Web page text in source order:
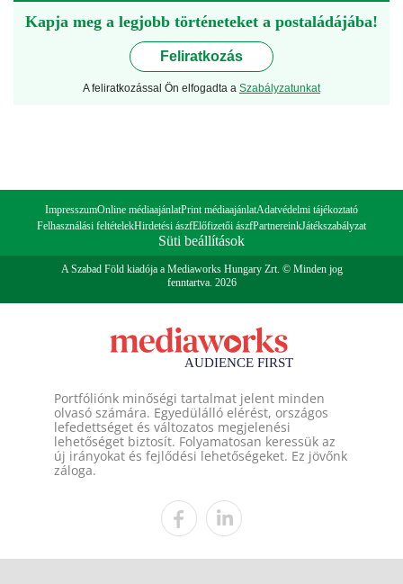
Kapja meg a legjobb történeteket a postaládájába!
Feliratkozás
A feliratkozással Ön elfogadta a Szabályzatunkat
ImpresszumOnline médiaajánlatPrint médiaajánlatAdatvédelmi tájékoztató
Felhasználási feltételekHirdetési ászfElőfizetői ászfPartnereinkJátékszabályzat
Süti beállítások
A Szabad Föld kiadója a Mediaworks Hungary Zrt. © Minden jog
fenntartva. 2026
Portfóliónk minőségi tartalmat jelent minden
olvasó számára. Egyedülálló elérést, országos
lefedettséget és változatos megjelenési
lehetőséget biztosít. Folyamatosan keressük az
új irányokat és fejlődési lehetőségeket. Ez jövőnk
záloga.